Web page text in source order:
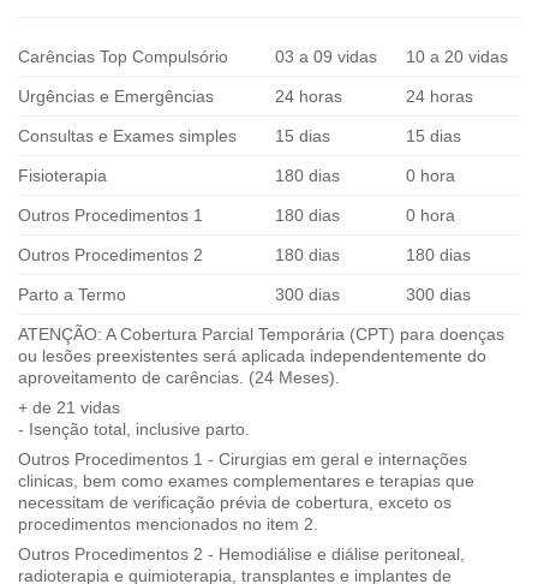
Carências Top Compulsório 03 a 09 vidas 10 a 20 vidas
Urgências e Emergências 24 horas 24 horas
Consultas e Exames simples 15 dias 15 dias
Fisioterapia 180 dias 0 hora
Outros Procedimentos 1 180 dias 0 hora
Outros Procedimentos 2 180 dias 180 dias
Parto a Termo 300 dias 300 dias
ATENÇÃO: A Cobertura Parcial Temporária (CPT) para doenças
ou lesões preexistentes será aplicada independentemente do
aproveitamento de carências. (24 Meses).
+ de 21 vidas
- Isenção total, inclusive parto.
Outros Procedimentos 1 - Cirurgias em geral e internações
clinicas, bem como exames complementares e terapias que
necessitam de verificação prévia de cobertura, exceto os
procedimentos mencionados no item 2.
Outros Procedimentos 2 - Hemodiálise e diálise peritoneal,
radioterapia e quimioterapia, transplantes e implantes de